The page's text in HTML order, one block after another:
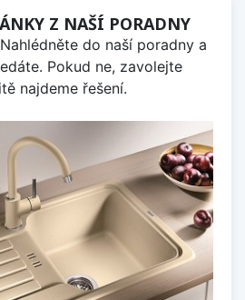
Z NAŠÍ PORADNY
do naší poradny a
Pokud ne, zavolejte
najdeme řešení.